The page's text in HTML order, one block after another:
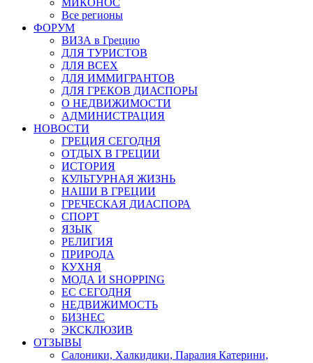
МИКОНОС
Все регионы
ФОРУМ
ВИЗА в Грецию
ДЛЯ ТУРИСТОВ
ДЛЯ ВСЕХ
ДЛЯ ИММИГРАНТОВ
ДЛЯ ГРЕКОВ ДИАСПОРЫ
О НЕДВИЖИМОСТИ
АДМИНИСТРАЦИЯ
НОВОСТИ
ГРЕЦИЯ СЕГОДНЯ
ОТДЫХ В ГРЕЦИИ
ИСТОРИЯ
КУЛЬТУРНАЯ ЖИЗНЬ
НАШИ В ГРЕЦИИ
ГРЕЧЕСКАЯ ДИАСПОРА
СПОРТ
ЯЗЫК
РЕЛИГИЯ
ПРИРОДА
КУХНЯ
МОДА И SHOPPING
ЕС СЕГОДНЯ
НЕДВИЖИМОСТЬ
БИЗНЕС
ЭКСКЛЮЗИВ
ОТЗЫВЫ
Салоники, Халкидики, Паралия Катерини,